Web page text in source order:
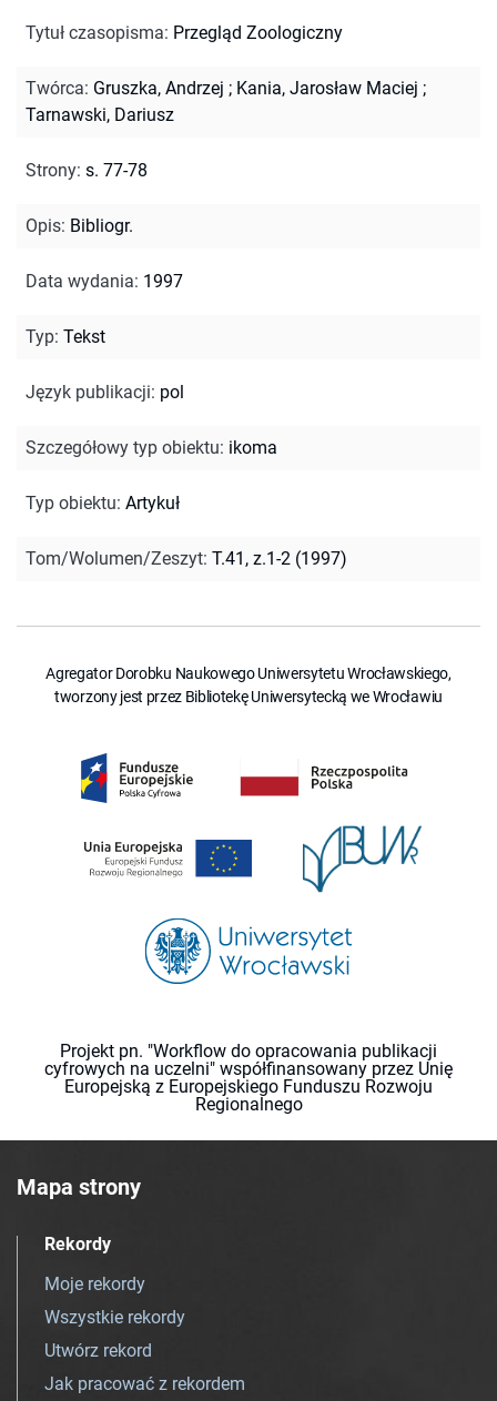
Tytuł czasopisma: Przegląd Zoologiczny
Twórca: Gruszka, Andrzej ; Kania, Jarosław Maciej ;
Tarnawski, Dariusz
Strony: s. 77-78
Opis: Bibliogr.
Data wydania: 1997
Typ: Tekst
Język publikacji: pol
Szczegółowy typ obiektu: ikoma
Typ obiektu: Artykuł
Tom/Wolumen/Zeszyt: T.41, z.1-2 (1997)
Agregator Dorobku Naukowego Uniwersytetu Wrocławskiego,
tworzony jest przez Bibliotekę Uniwersytecką we Wrocławiu
Projekt pn. "Workflow do opracowania publikacji
cyfrowych na uczelni" współfinansowany przez Unię
Europejską z Europejskiego Funduszu Rozwoju
Regionalnego
Mapa strony
Rekordy
Moje rekordy
Wszystkie rekordy
Utwórz rekord
Jak pracować z rekordem